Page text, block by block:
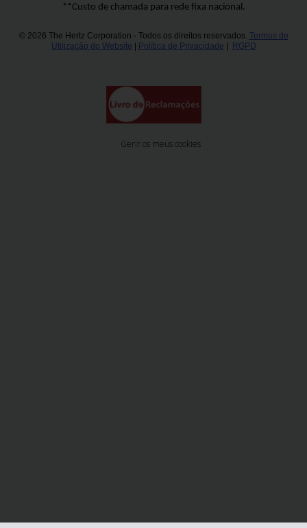
**Custo de chamada para rede fixa nacional.
© 2026 The Hertz Corporation - Todos os direitos reservados. Termos de
Utilização do Website
Política de Privacidade RGPD
Gerir os meus cookies